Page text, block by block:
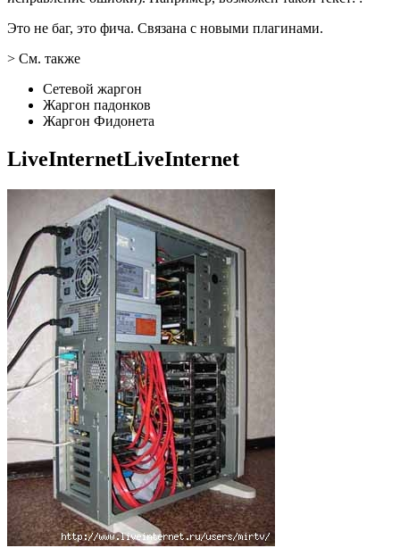
Это не баг, это фича. Связана с новыми плагинами.
> См. также
Сетевой жаргон
Жаргон падонков
Жаргон Фидонета
LiveInternetLiveInternet